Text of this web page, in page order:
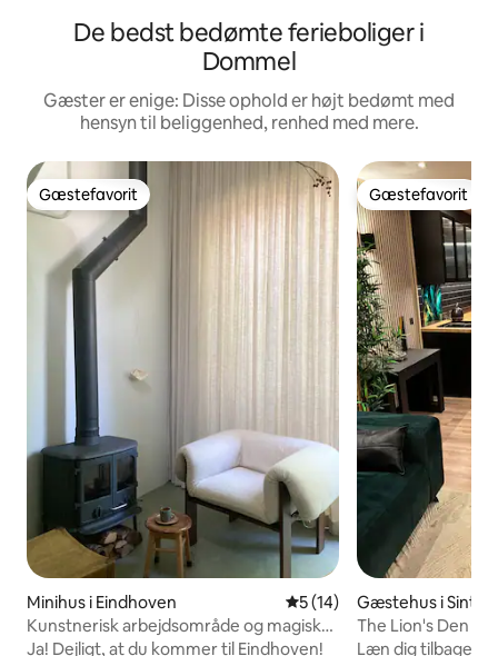
De bedst bedømte ferieboliger i
Dommel
Gæster er enige: Disse ophold er højt bedømt med
hensyn til beliggenhed, renhed med mere.
Gæstefavorit
Gæstefavorit
Minihus i Eindhoven 5 ud af 5 i gennemsnitlig
5 (14)
Kunstnerisk arbejdsområde og magisk
have hos Strijp-S
Ja! Dejligt, at du kommer til Eindhoven!
Gæstefavorit
Gæstefavorit
Gæstehus i Sint-
The Lion's Den
Læn dig tilbage,